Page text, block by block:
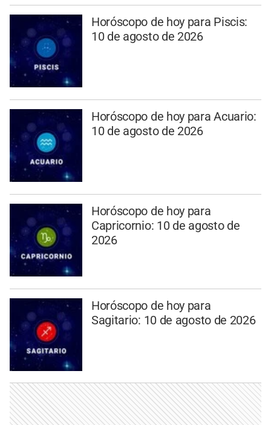
Horóscopo de hoy para Piscis:
10 de agosto de 2026
Horóscopo de hoy para Acuario:
10 de agosto de 2026
Horóscopo de hoy para
Capricornio: 10 de agosto de
2026
Horóscopo de hoy para
Sagitario: 10 de agosto de 2026